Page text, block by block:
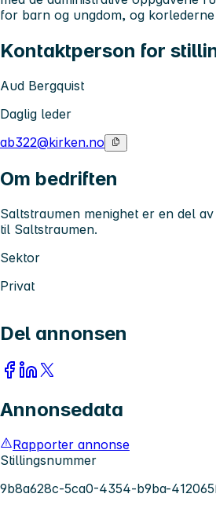
for barn og ungdom, og
Kontaktperson for
Aud Bergquist
Daglig leder
ab322@kirken.no
Om bedriften
Saltstraumen menighet er en del
til Saltstraumen.
Sektor
Privat
Del annonsen
Annonsedata
Rapporter annonse
Stillingsnummer
9b8a628c-5ca0-4354-b9ba-